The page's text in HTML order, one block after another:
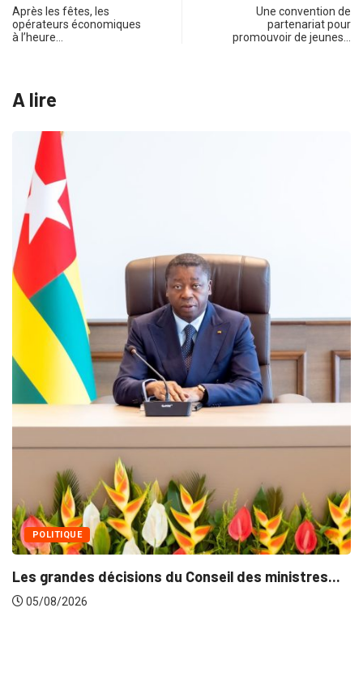
Après les fêtes, les
opérateurs économiques
à l’heure…
Une convention de
partenariat pour
promouvoir de jeunes…
A lire
décisions du Conseil des ministres...
Fin du